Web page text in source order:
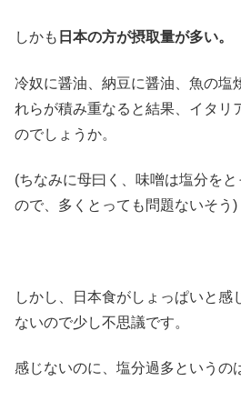
しかも 日本の方が摂取量が多い。
冷奴に醤油、納豆に醤油、魚の塩
れらが積み重なると結果、イタリ
のでしょうか。
(ちなみに母曰く、味噌は塩分を
ので、多くとっても問題ないそう)
しかし、日本食がしょっぱいと感
ないので少し不思議です。
感じないのに、塩分過多というの